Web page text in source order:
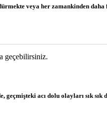
veya her zamankinden
geçebilirsiniz.
geçmişteki acı dolu olayları sık sık